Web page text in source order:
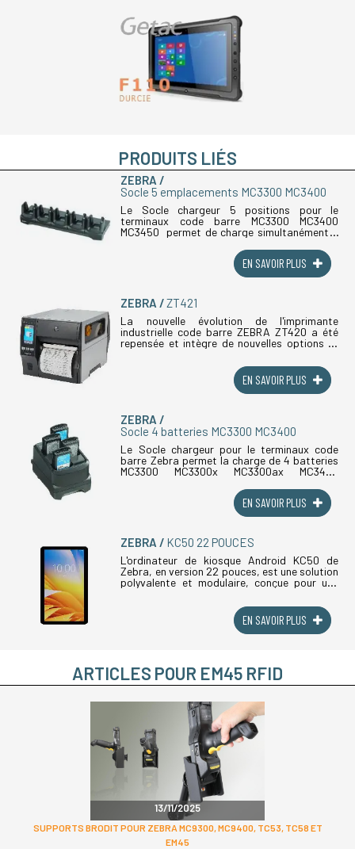
PRODUITS LIÉS
ZEBRA
Socle 5 emplacements MC3300 MC3400
Le Socle chargeur 5 positions pour le
terminaux code barre MC3300 MC3400
MC3450 permet de charge simultanément 5
différentes versions ( ethernet, chargeur (...)
EN SAVOIR PLUS
ZEBRA ZT421
La nouvelle évolution de l'imprimante
industrielle code barre ZEBRA ZT420 a été
repensée et intègre de nouvelles options et
d'imprimer sur de grande laize et (...)
EN SAVOIR PLUS
ZEBRA
Socle 4 batteries MC3300 MC3400
Le Socle chargeur pour le terminaux code
barre Zebra permet la charge de 4 batteries
MC3300 MC3300x MC3300ax MC3400
avec les batteries power precision+. La
EN SAVOIR PLUS
ZEBRA KC50 22 POUCES
L'ordinateur de kiosque Android KC50 de
Zebra, en version 22 pouces, est une solution
polyvalente et modulaire, conçue pour une
service, encaissement assisté et affichage
EN SAVOIR PLUS
ARTICLES POUR EM45 RFID
13/11/2025
SUPPORTS BRODIT POUR ZEBRA MC9300, MC9400, TC53, TC58 ET
EM45